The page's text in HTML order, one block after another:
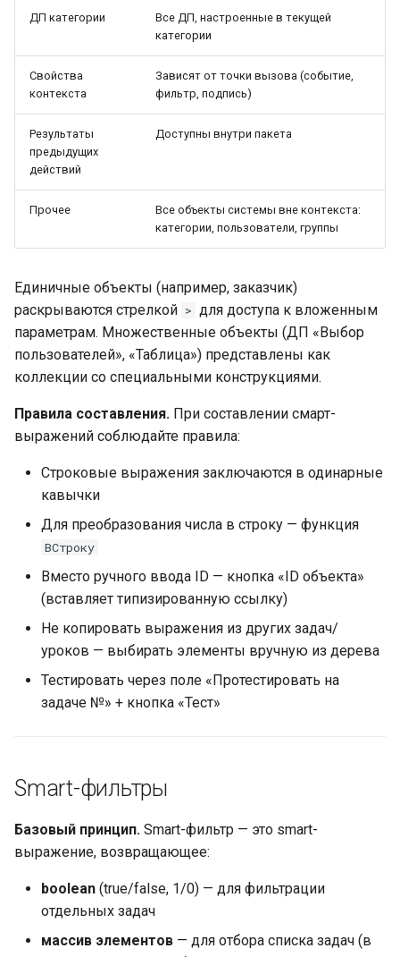
Провайдер CalDAV
Exchange — диагностика
синхронизации
Календарь — решение
Ресурсы — настройка
Ресурсы и планировщик
ДП категории
Все ДП, настроенные в текущей
категории
Свойства
контекста
Зависят от точки вызова (событие,
фильтр, подпись)
Результаты
предыдущих
действий
Доступны внутри пакета
Прочее
Все объекты системы вне контекста:
категории, пользователи, группы
Единичные объекты (например, заказчик)
раскрываются стрелкой > для доступа к вложенным
параметрам. Множественные объекты (ДП «Выбор
пользователей», «Таблица») представлены как
коллекции со специальными конструкциями.
Правила составления. При составлении смарт-
выражений соблюдайте правила:
Строковые выражения заключаются в одинарные
кавычки
Для преобразования числа в строку — функция
ВСтроку
Вместо ручного ввода ID — кнопка «ID объекта»
(вставляет типизированную ссылку)
Не копировать выражения из других задач/
уроков — выбирать элементы вручную из дерева
Тестировать через поле «Протестировать на
задаче №» + кнопка «Тест»
Smart-фильтры
Базовый принцип. Smart-фильтр — это smart-
выражение, возвращающее:
boolean (true/false, 1/0) — для фильтрации
отдельных задач
массив элементов — для отбора списка задач (в